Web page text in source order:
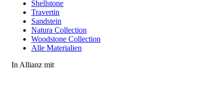
Shellstone
Travertin
Sandstein
Natura Collection
Woodstone Collection
Alle Materialien
In Allianz mit